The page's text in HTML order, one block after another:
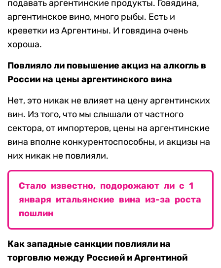
подавать аргентинские продукты. Говядина,
аргентинское вино, много рыбы. Есть и
креветки из Аргентины. И говядина очень
хороша.
Повлияло ли повышение акциз на алкогль в
России на цены аргентинского вина
Нет, это никак не влияет на цену аргентинских
вин. Из того, что мы слышали от частного
сектора, от импортеров, цены на аргентинские
вина вполне конкурентоспособны, и акцизы на
них никак не повлияли.
Стало известно, подорожают ли с 1
января итальянские вина из-за роста
пошлин
Как западные санкции повлияли на
торговлю между Россией и Аргентиной